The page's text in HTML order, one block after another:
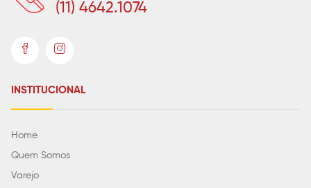
(11) 4642.1074
INSTITUCIONAL
Home
Quem Somos
Varejo